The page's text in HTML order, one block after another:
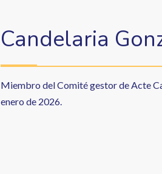
Candelaria
Miembro del Comité gestor de Acte
enero de 2026.